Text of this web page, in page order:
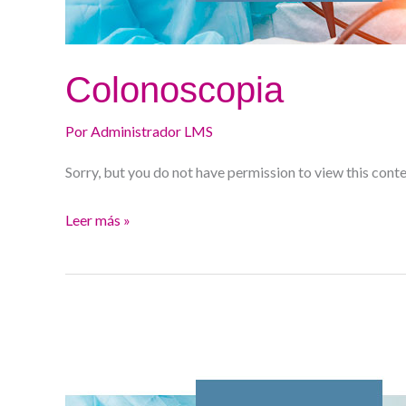
Colonoscopia
PorAdministrador LMS
Sorry, but you do not have permission to view this
Leer más »